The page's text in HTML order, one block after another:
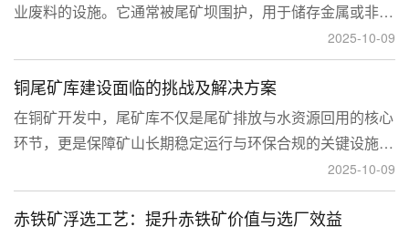
业废料的设施。它通常被尾矿坝围护，用于储存金属或非金
属矿山的尾矿。尾矿库通常包括尾矿处理系统、排水系统和
回水系统。根据地形，尾矿库可分为山谷型、山坡型、平地
型和河流拦截型。
2025-10-09
铜尾矿库建设面临的挑战及解决方案
在铜矿开发中，尾矿库不仅是尾矿排放与水资源回用的核心
环节，更是保障矿山长期稳定运行与环保合规的关键设施。
然而，铜矿尾矿本身具有粒度细、水量大、化学活性强等特
性，使尾矿库在坝体稳定、防渗处理与排洪系统设计方面面
临更高技术挑战。
2025-10-09
赤铁矿浮选工艺：提升赤铁矿价值与选厂效益